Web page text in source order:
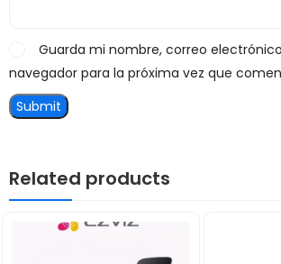
Guarda mi nombre, correo
navegador para la próxima vez que
Related products